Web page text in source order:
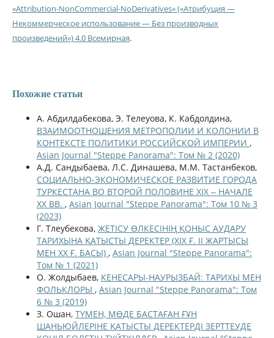
«Attribution-NonCommercial-NoDerivatives» («Атрибуция —
Некоммерческое использование — Без производных
произведений») 4.0 Всемирная.
Похожие статьи
А. Абдилдабекова, Э. Телеуова, К. Кабдолдина,
ВЗАИМООТНОШЕНИЯ МЕТРОПОЛИИ И КОЛОНИИ В
КОНТЕКСТЕ ПОЛИТИКИ РОССИЙСКОЙ ИМПЕРИИ ,
Asian Journal "Steppe Panorama": Том № 2 (2020)
А.Д. Сандыбаева, Л.С. Динашева, М.М. Тастанбеков,
СОЦИАЛЬНО-ЭКОНОМИЧЕСКОЕ РАЗВИТИЕ ГОРОДА
ТУРКЕСТАНА ВО ВТОРОЙ ПОЛОВИНЕ ХІХ ‒ НАЧАЛЕ
ХХ ВВ. , Asian Journal "Steppe Panorama": Том 10 № 3
(2023)
Г. Тлеубекова, ЖЕТІСУ ӨЛКЕСІНІҢ ҚОНЫС АУДАРУ
ТАРИХЫНА ҚАТЫСТЫ ДЕРЕКТЕР (ХІХ Ғ. ІІ ЖАРТЫСЫ
МЕН ХХ Ғ. БАСЫ) , Asian Journal "Steppe Panorama":
Том № 1 (2021)
О. Жолдыбаев, КЕНЕСАРЫ-НАУРЫЗБАЙ: ТАРИХЫ МЕН
ФОЛЬКЛОРЫ , Asian Journal "Steppe Panorama": Том
6 № 3 (2019)
З. Ошан, ТҮМЕН, МӨДЕ БАСТАҒАН ҒҰН
ШАНЬЮЙЛЕРІНЕ ҚАТЫСТЫ ДЕРЕКТЕРДІ ЗЕРТТЕУДЕ